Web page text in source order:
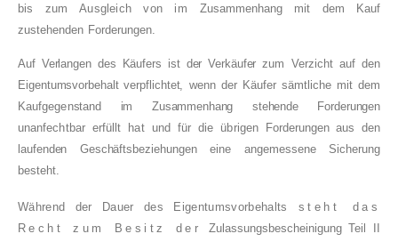
bis zum Ausgleich von im
Zusammenhang mit dem Kauf
zustehenden Forderungen.
Auf Verlangen des Käufers ist der Verkäufer zum
Verzicht auf den
Eigentumsvorbehalt verpflichtet, wenn der Käufer sämtliche mit dem
Kaufgegen­stand im Zusammenhang stehende Forderungen
unanfechtbar erfüllt hat und für die übrigen For­derungen aus den
laufenden Geschäftsbeziehun­gen eine angemessene Sicherung
besteht.
Während der Dauer des Eigentumsvorbehalts
steht das
Recht zum Besitz der
Zulassungsbescheinigung Teil II